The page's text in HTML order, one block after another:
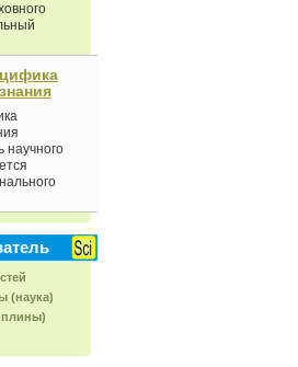
научного
(наука)